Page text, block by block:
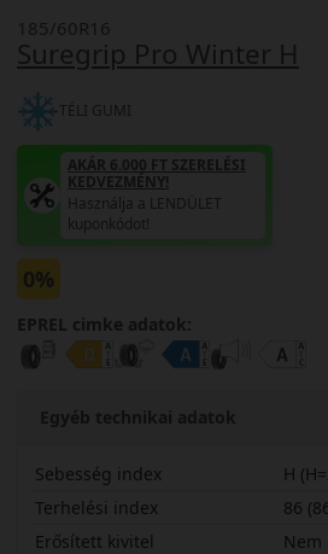
Suregrip Pro Winter H
185/60R16
TÉLI GUMI
AKÁR 6.000 FT SZERELÉSI
KEDVEZMÉNY!
Használja a LENDÜLET
kuponkódot!
0%
EPREL cimke adatok:
Egyéb technikai adatok
Sebesség index
H
Terhelési index
86
Erősített kivitel
Nem